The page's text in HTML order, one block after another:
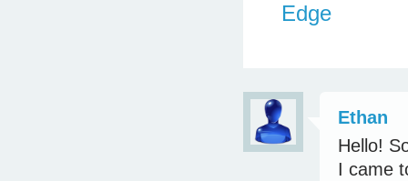
Edge
Ethan
Hello!
I came